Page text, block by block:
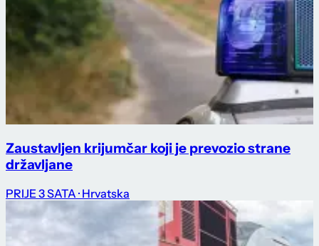
Zaustavljen krijumčar koji je prevozio strane
državljane
PRIJE 3 SATA · Hrvatska